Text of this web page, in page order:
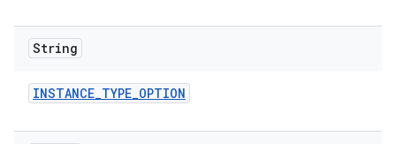
String
INSTANCE_TYPE_OPTION